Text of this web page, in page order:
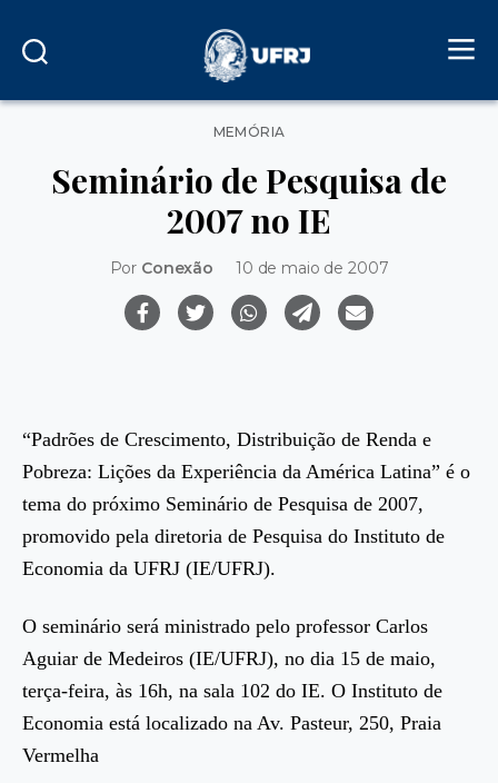
Categorias
MEMÓRIA
Seminário de Pesquisa de
2007 no IE
Por Conexão 10 de maio de 2007
“Padrões de Crescimento, Distribuição de Renda e
Pobreza: Lições da Experiência da América Latina” é o
tema do próximo Seminário de Pesquisa de 2007,
promovido pela diretoria de Pesquisa do Instituto de
Economia da UFRJ (IE/UFRJ).
O seminário será ministrado pelo professor Carlos
Aguiar de Medeiros (IE/UFRJ), no dia 15 de maio,
terça-feira, às 16h, na sala 102 do IE. O Instituto de
Economia está localizado na Av. Pasteur, 250, Praia
Vermelha